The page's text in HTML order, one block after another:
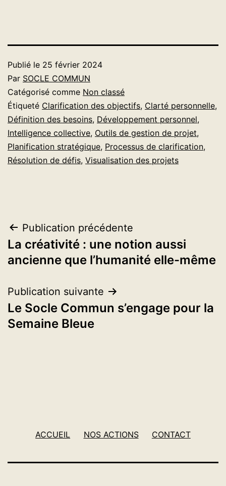
Publié le 25 février 2024
Par SOCLE COMMUN
Catégorisé comme Non classé
Étiqueté Clarification des objectifs, Clarté personnelle,
Définition des besoins, Développement personnel,
Intelligence collective, Outils de gestion de projet,
Planification stratégique, Processus de clarification,
Résolution de défis, Visualisation des projets
Navigation
de
Publication précédente
La créativité : une notion aussi
ancienne que l’humanité elle-même
Publication suivante
Le Socle Commun s’engage pour la
Semaine Bleue
ACCUEIL NOS ACTIONS CONTACT